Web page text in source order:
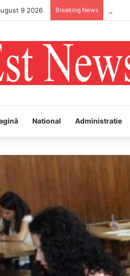
9 2026 Breaking News
National Administratie